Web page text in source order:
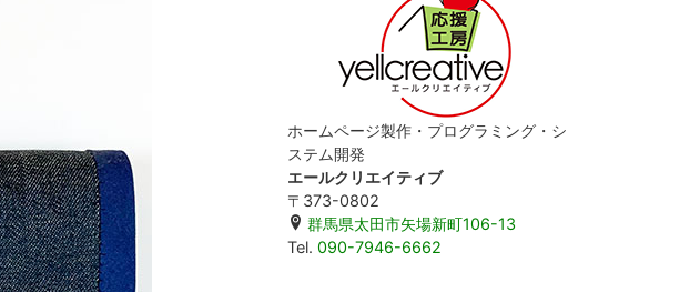
ホームページ製作・プログラミング・シ
ステム開発
エールクリエイティブ
〒373-0802
群馬県太田市矢場新町106-13
Tel. 090-7946-6662